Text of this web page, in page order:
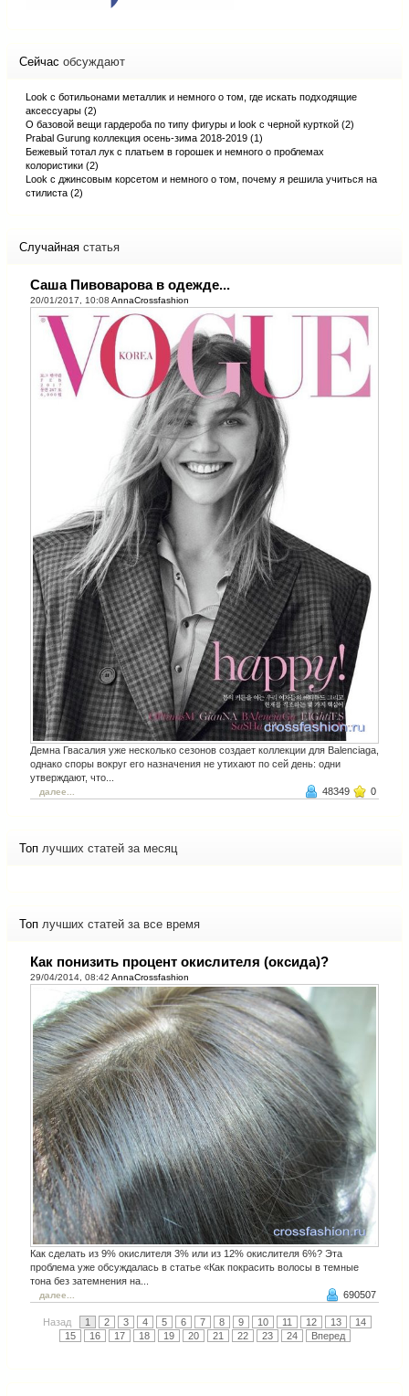
Сейчас обсуждают
Look с ботильонами металлик и немного о том, где искать подходящие
аксессуары (2)
О базовой вещи гардероба по типу фигуры и look с черной курткой (2)
Prabal Gurung коллекция осень-зима 2018-2019 (1)
Бежевый тотал лук с платьем в горошек и немного о проблемах
колористики (2)
Look с джинсовым корсетом и немного о том, почему я решила учиться на
стилиста (2)
Случайная статья
Саша Пивоварова в одежде...
20/01/2017, 10:08 AnnaCrossfashion
Демна Гвасалия уже несколько сезонов создает коллекции для Balenciaga,
однако споры вокруг его назначения не утихают по сей день: одни
утверждают, что...
далее... 48349 0
Топ лучших статей за месяц
Топ лучших статей за все время
Как понизить процент окислителя (оксида)?
29/04/2014, 08:42 AnnaCrossfashion
Как сделать из 9% окислителя 3% или из 12% окислителя 6%? Эта
проблема уже обсуждалась в статье «Как покрасить волосы в темные
тона без затемнения на...
далее... 690507
Назад 1 2 3 4 5 6 7 8 9 10 11 12 13
14
15
16 17 18 19 20 21 22 23 24 Вперед